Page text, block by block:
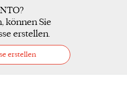
können Sie
erstellen.
erstellen